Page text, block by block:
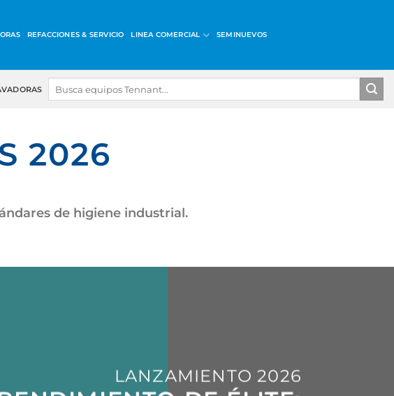
REFACCIONES & SERVICIO LINEA COMERCIAL SEMINUEVOS
2026
de higiene industrial.
LANZAMIENTO 2026